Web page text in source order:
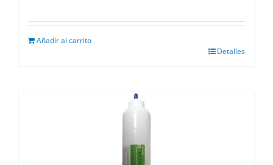
Añadir al carrito
Detalles